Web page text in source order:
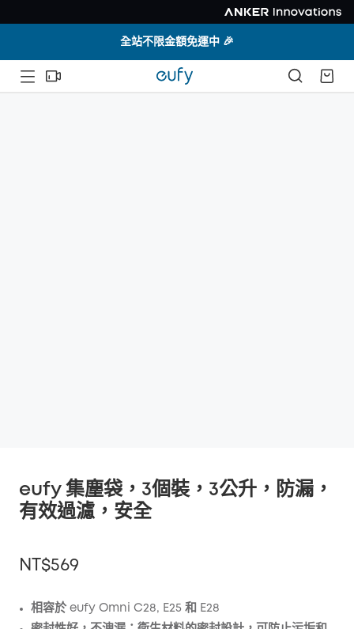
全站不限金額免運中 🎉
eufy 集塵袋，3個裝，3公升，防漏，
有效過濾，安全
NT$569
相容於 eufy Omni C28, E25 和 E28